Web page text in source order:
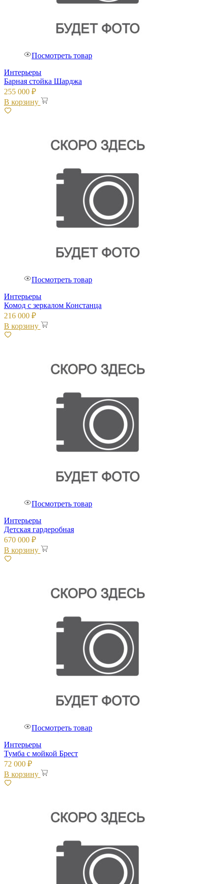
Посмотреть товар
Интерьеры
Барная стойка Шарджа
255 000 ₽
В корзину
Посмотреть товар
Интерьеры
Комод с зеркалом Констанца
216 000 ₽
В корзину
Посмотреть товар
Интерьеры
Детская гардеробная
670 000 ₽
В корзину
Посмотреть товар
Интерьеры
Тумба с мойкой Брест
72 000 ₽
В корзину